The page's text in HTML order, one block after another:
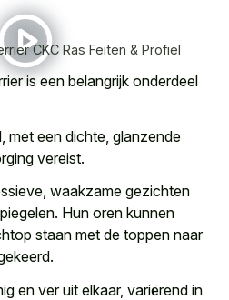
CKC Ras Feiten & Profiel
is een belangrijk onderdeel
met een dichte, glanzende
vereist.
waakzame gezichten
Hun oren kunnen
staanmet de toppen naar
en ver uit elkaar, variërend in